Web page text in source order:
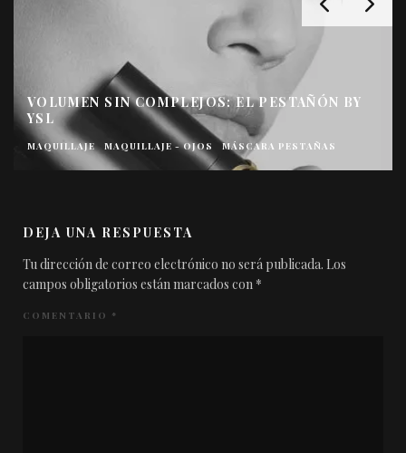
VOLUMEN SIN COMPLEJOS: EL PESTAÑÓN BY
YSL
MAQUILLAJE MAQUILLAJE - OJOS MÁSCARA PESTAÑAS
DEJA UNA RESPUESTA
Tu dirección de correo electrónico no será publicada. Los
campos obligatorios están marcados con *
COMENTARIO *